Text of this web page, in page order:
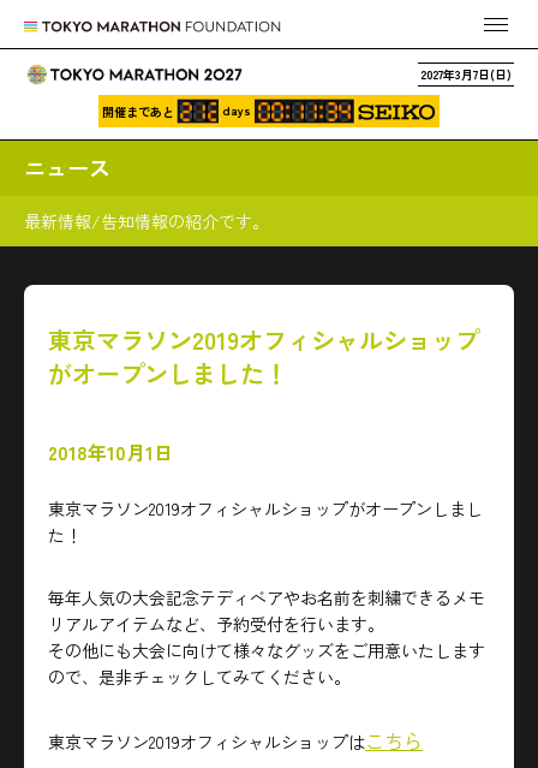
2027年3月7日(日)
開催まであと days
ニュース
最新情報/告知情報の紹介です。
東京マラソン2019オフィシャルショップ
がオープンしました！
2018年10月1日
東京マラソン2019オフィシャルショップがオープンしまし
た！
毎年人気の大会記念テディベアやお名前を刺繍できるメモ
リアルアイテムなど、予約受付を行います。
その他にも大会に向けて様々なグッズをご用意いたします
ので、是非チェックしてみてください。
東京マラソン2019オフィシャルショップはこちら